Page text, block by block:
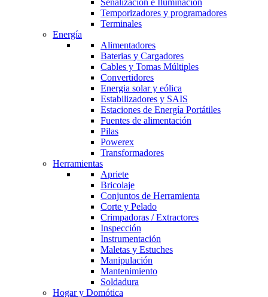
Señalización e Iluminación
Temporizadores y programadores
Terminales
Energía
Alimentadores
Baterias y Cargadores
Cables y Tomas Múltiples
Convertidores
Energia solar y eólica
Estabilizadores y SAIS
Estaciones de Energía Portátiles
Fuentes de alimentación
Pilas
Powerex
Transformadores
Herramientas
Apriete
Bricolaje
Conjuntos de Herramienta
Corte y Pelado
Crimpadoras / Extractores
Inspección
Instrumentación
Maletas y Estuches
Manipulación
Mantenimiento
Soldadura
Hogar y Domótica